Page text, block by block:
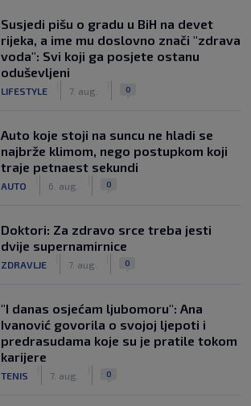
Susjedi pišu o gradu u BiH na devet
rijeka, a ime mu doslovno znači "zdrava
voda": Svi koji ga posjete ostanu
oduševljeni
LIFESTYLE 7. aug. 0
Auto koje stoji na suncu ne hladi se
najbrže klimom, nego postupkom koji
traje petnaest sekundi
AUTO 6. aug. 0
Doktori: Za zdravo srce treba jesti
dvije supernamirnice
ZDRAVLJE 7. aug. 0
"I danas osjećam ljubomoru": Ana
Ivanović govorila o svojoj ljepoti i
predrasudama koje su je pratile tokom
karijere
TENIS 7. aug. 0